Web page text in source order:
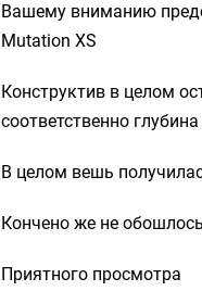
Вашему вниманию
Mutation XS
Конструктив в целом
соответственно
В целом вешь
Кончено же не
Приятного просмотра